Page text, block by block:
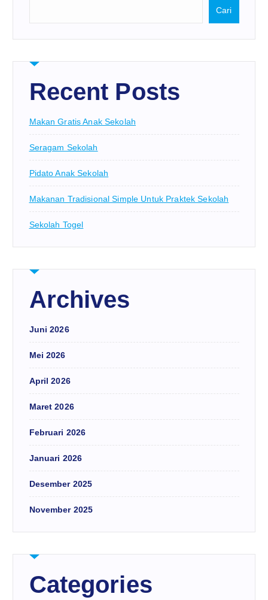
Cari
Recent Posts
Makan Gratis Anak Sekolah
Seragam Sekolah
Pidato Anak Sekolah
Makanan Tradisional Simple Untuk Praktek Sekolah
Sekolah Togel
Archives
Juni 2026
Mei 2026
April 2026
Maret 2026
Februari 2026
Januari 2026
Desember 2025
November 2025
Categories